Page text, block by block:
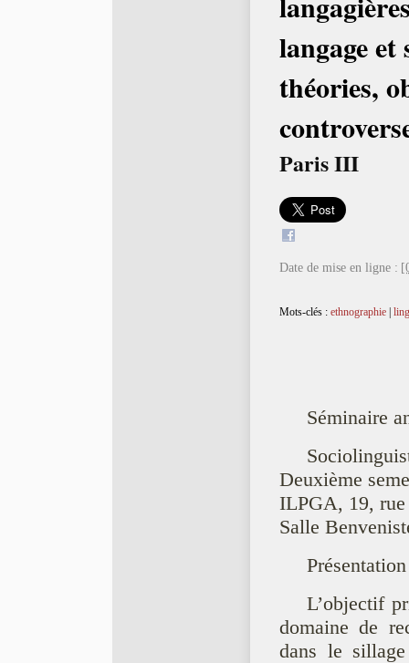
langage et
théories,
Paris III
Date de mise en ligne :
Mots-clés : ethnographie|
Séminaire
Deuxième
ILPGA, 19, rue
Salle
L’objectif
domaine de
dans le